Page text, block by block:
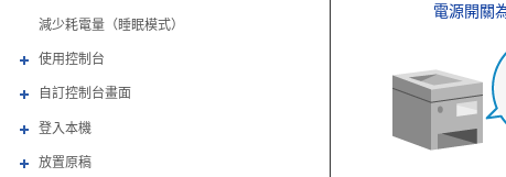
減少耗電量（睡眠模式）
使用控制台
自訂控制台畫面
登入本機
放置原稿
電源開關